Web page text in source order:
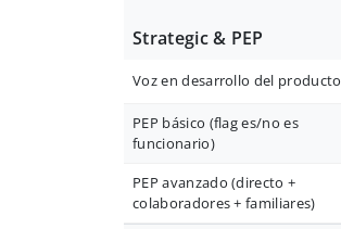
Strategic & PEP
Voz en desarrollo del producto
PEP básico (flag es/no es
funcionario)
PEP avanzado (directo +
colaboradores + familiares)